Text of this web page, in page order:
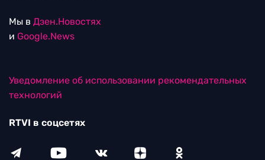
Мы в Дзен.Новостях
и Google.News
Уведомление об использовании рекомендательных
технологий
RTVI в соцсетях